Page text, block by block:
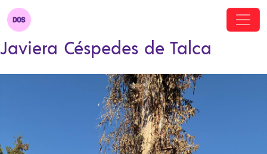
Javiera Céspedes de Talca